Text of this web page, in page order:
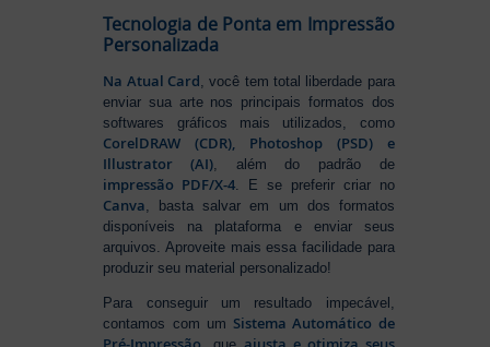
Tecnologia de Ponta em Impressão
Personalizada
Na Atual Card, você tem total liberdade para
enviar sua arte nos principais formatos dos
softwares gráficos mais utilizados, como
CorelDRAW (CDR), Photoshop (PSD) e
Illustrator (AI), além do padrão de
impressão PDF/X-4. E se preferir criar no
Canva, basta salvar em um dos formatos
disponíveis na plataforma e enviar seus
arquivos. Aproveite mais essa facilidade para
produzir seu material personalizado!
Para conseguir um resultado impecável,
contamos com um Sistema Automático de